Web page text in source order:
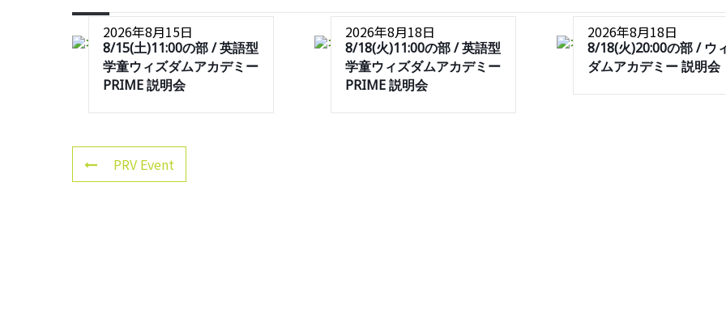
2026年8月15日
8/15(土)11:00の部 / 英語型
学童ウィズダムアカデミー
PRIME 説明会
2026年8月18日
8/18(火)11:00の部 / 英語型
学童ウィズダムアカデミー
PRIME 説明会
2026年8月18日
8/18(火)20:00の部 / ウ
ダムアカデミー 説明会
PRV Event